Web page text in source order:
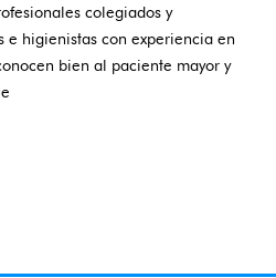
colegiados y
e higienistas con experiencia en
bien al paciente mayor y